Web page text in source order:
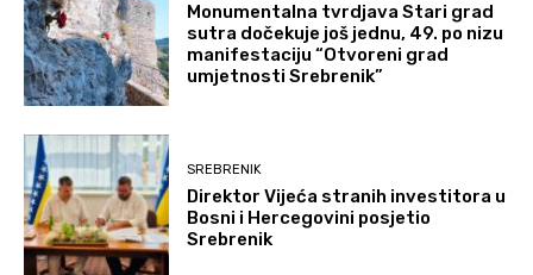
Monumentalna tvrdjava Stari grad
sutra dočekuje još jednu, 49. po nizu
manifestaciju “Otvoreni grad
umjetnosti Srebrenik”
SREBRENIK
Direktor Vijeća stranih investitora u
Bosni i Hercegovini posjetio
Srebrenik